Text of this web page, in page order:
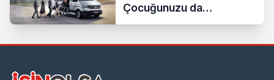
Çocuğunuzu da
Bindirebilirsiniz